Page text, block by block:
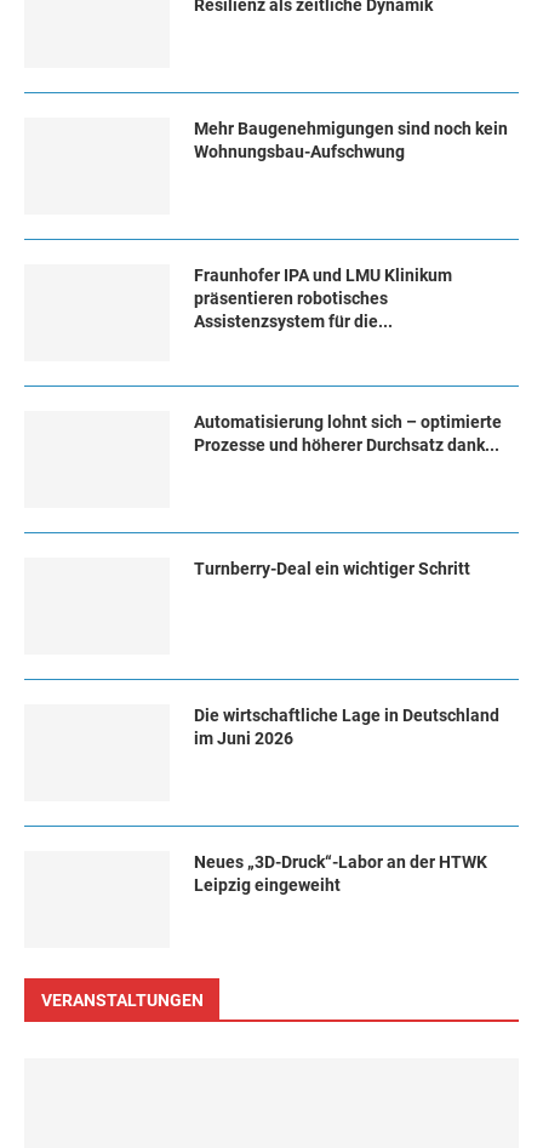
Resilienz als zeitliche Dynamik
Mehr Baugenehmigungen sind noch kein
Wohnungsbau-Aufschwung
Fraunhofer IPA und LMU Klinikum
präsentieren robotisches
Assistenzsystem für die...
Automatisierung lohnt sich – optimierte
Prozesse und höherer Durchsatz dank...
Turn­ber­ry-Deal ein wich­ti­ger Schritt
Die wirtschaftliche Lage in Deutschland
im Juni 2026
Neues „3D-Druck“-Labor an der HTWK
Leipzig eingeweiht
VERANSTALTUNGEN